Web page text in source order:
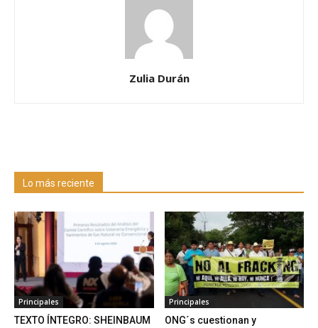
Zulia Durán
Lo más reciente
Principales
TEXTO ÍNTEGRO: SHEINBAUM
Principales
ONG´s cuestionan y